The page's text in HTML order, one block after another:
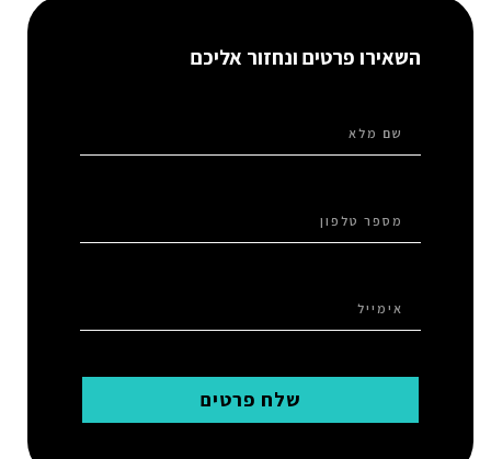
השאירו פרטים ונחזור אליכם
שלח פרטים